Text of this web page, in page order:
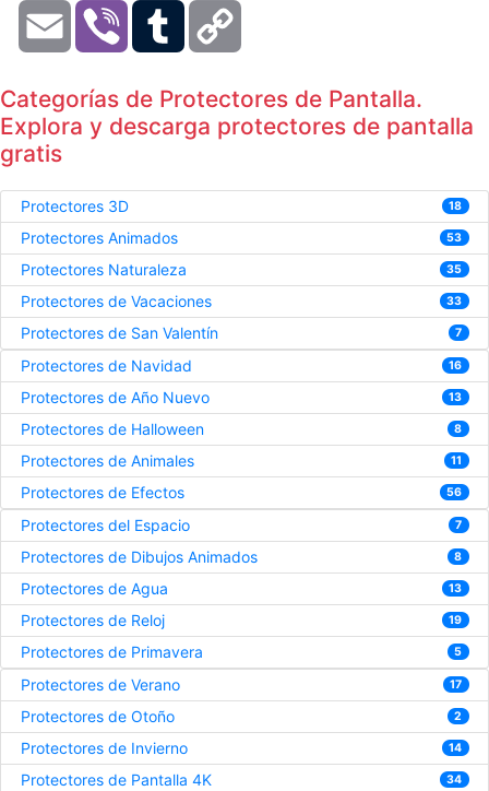
Email Viber Tumblr
Categorías de Protectores de Pantalla.
Explora y descarga protectores de pantalla
gratis
Protectores 3D 18
Protectores Animados 53
Protectores Naturaleza 35
Protectores de Vacaciones 33
Protectores de San Valentín 7
Protectores de Navidad 16
Protectores de Año Nuevo 13
Protectores de Halloween 8
Protectores de Animales 11
Protectores de Efectos 56
Protectores del Espacio 7
Protectores de Dibujos Animados 8
Protectores de Agua 13
Protectores de Reloj 19
Protectores de Primavera 5
Protectores de Verano 17
Protectores de Otoño 2
Protectores de Invierno 14
Protectores de Pantalla 4K 34